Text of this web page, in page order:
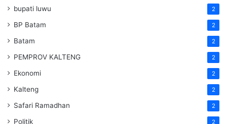
bupati luwu 2
BP Batam 2
Batam 2
PEMPROV KALTENG 2
Ekonomi 2
Kalteng 2
Safari Ramadhan 2
Politik 2